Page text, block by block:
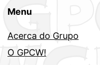
Menu
Acerca do Grupo
O GPCW!